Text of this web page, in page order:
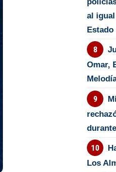
al
Estado
Omar,
Los